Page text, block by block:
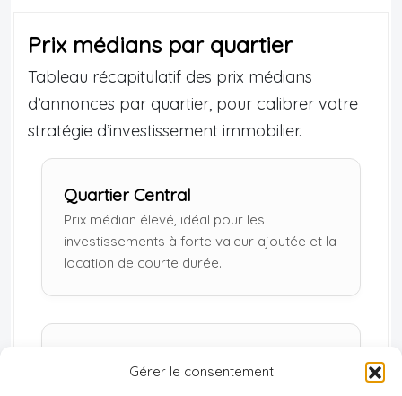
Gérer le consentement
Prix médians par quartier
Tableau récapitulatif des prix médians
d’annonces par quartier, pour calibrer votre
stratégie d’investissement immobilier.
Quartier Central
Prix médian élevé, idéal pour les
investissements à forte valeur ajoutée et la
location de courte durée.